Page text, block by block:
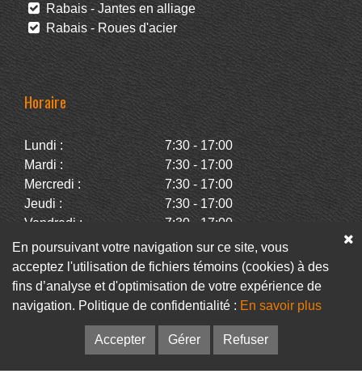
Rabais - Jantes en alliage
Rabais - Roues d'acier
Horaire
Lundi :
7:30 - 17:00
Mardi :
7:30 - 17:00
Mercredi :
7:30 - 17:00
Jeudi :
7:30 - 17:00
Vendredi :
7:30 - 17:00
Samedi :
Fermé
Dimanche :
Fermé
Facebook Infolettre
© Pneus Paquet /Pneus St-Hubert • Web :Option PME
En poursuivant votre navigation sur ce site, vous
acceptez l'utilisation de fichiers témoins (cookies) à des
fins d’analyse et d'optimisation de votre expérience de
navigation. Politique de confidentialité : En savoir plus
Accepter Gérer Refuser